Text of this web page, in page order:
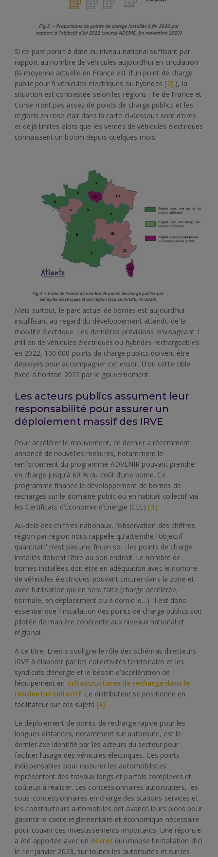
Si ce parc parait à date au niveau national suffisant par
rapport au nombre de véhicules aujourd’hui en circulation
(la moyenne actuelle en France est d’un point de charge
public pour 9 véhicules électriques ou hybrides [2] ), la
situation est contrastée selon les régions : Ile de France et
Corse n’ont pas assez de points de charge publics et les
régions en rose clair dans la carte ci-dessous sont d’ores
et déjà limites alors que les ventes de véhicules électriques
connaissent un boom depuis quelques mois.
Mais surtout, le parc actuel de bornes est aujourd’hui
insuffisant au regard du développement attendu de la
mobilité électrique. Les dernières prévisions envisageant 1
million de véhicules électriques ou hybrides rechargeables
en 2022, 100 000 points de charge publics doivent être
déployés pour accompagner cet essor. D’où cette cible
fixée à horizon 2022 par le gouvernement.
Les acteurs publics assument leur
responsabilité pour assurer un
déploiement massif des IRVE
Pour accélérer le mouvement, ce dernier a récemment
annoncé de nouvelles mesures, notamment le
renforcement du programme ADVENIR pouvant prendre
en charge jusqu’à 60 % du coût d’une borne. Ce
programme finance le développement de bornes de
recharges sur le domaine public ou en habitat collectif via
les Certificats d’Économie d’Énergie (CEE) [3].
Au-delà des chiffres nationaux, l’observation des chiffres
région par région nous rappelle qu’atteindre l’objectif
quantitatif n’est pas une fin en soi : les points de charge
installés doivent l’être au bon endroit. Le nombre de
bornes installées doit être en adéquation avec le nombre
de véhicules électriques pouvant circuler dans la zone et
avec l’utilisation qui en sera faite (charge accélérée,
normale, en déplacement ou à domicile…). Il est donc
essentiel que l’installation des points de charge publics soit
pilotée de manière cohérente aux niveaux national et
régional.
A ce titre, Enedis souligne le rôle des schémas directeurs
IRVE à élaborer par les collectivités territoriales et les
syndicats d’énergie et le besoin d’accélération de
l’équipement en infrastructures de recharge dans le
résidentiel collectif. Le distributeur se positionne en
facilitateur sur ces sujets [4].
Le déploiement de points de recharge rapide pour les
longues distances, notamment sur autoroute, est le
dernier axe identifié par les acteurs du secteur pour
faciliter l’usage des véhicules électriques. Ces points
indispensables pour rassurer les automobilistes
représentent des travaux longs et parfois complexes et
coûteux à réaliser. Les concessionnaires autoroutiers, les
sous-concessionnaires en charge des stations services et
les constructeurs automobiles ont avancé leurs pions pour
garantir le cadre réglementaire et économique nécessaire
pour couvrir ces investissements importants. Une réponse
a été apportée avec un décret qui impose l’installation d’ici
le 1er janvier 2023, sur toutes les autoroutes et sur les